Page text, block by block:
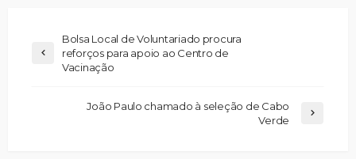
Bolsa Local de Voluntariado procura
reforços para apoio ao Centro de
Vacinação
João Paulo chamado à seleção de Cabo
Verde